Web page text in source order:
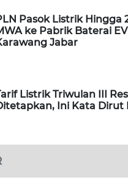
Pasok Listrik Hingga
ke Pabrik Baterai
Jabar
Listrik Triwulan III
Ini Kata Dirut